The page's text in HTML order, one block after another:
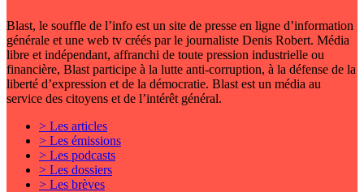
Blast, le souffle de l’info est un site de presse en ligne d’information
générale et une web tv créés par le journaliste Denis Robert. Média
libre et indépendant, affranchi de toute pression industrielle ou
financière, Blast participe à la lutte anti-corruption, à la défense de la
liberté d’expression et de la démocratie. Blast est un média au
service des citoyens et de l’intérêt général.
> Les articles
> Les émissions
> Les podcasts
> Les dossiers
> Les brèves